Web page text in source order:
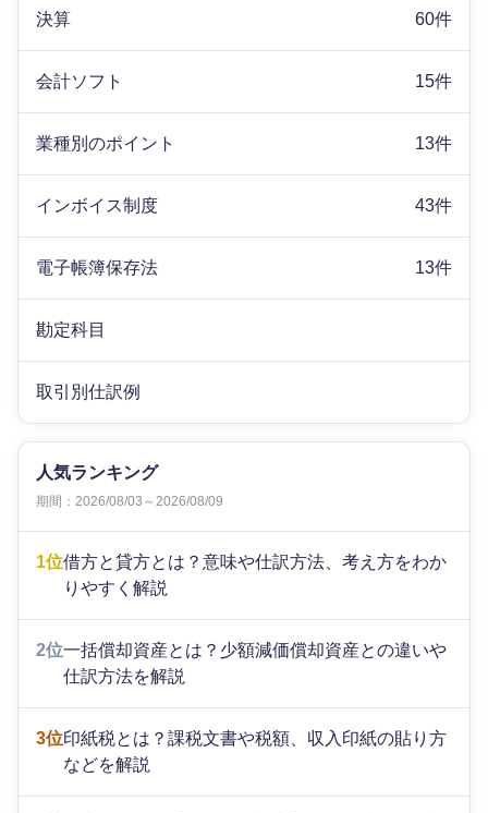
決算 60件
会計ソフト 15件
業種別のポイント 13件
インボイス制度 43件
電子帳簿保存法 13件
勘定科目
取引別仕訳例
人気ランキング
期間：2026/08/03～2026/08/09
1位借方と貸方とは？意味や仕訳方法、考え方をわか
りやすく解説
2位一括償却資産とは？少額減価償却資産との違いや
仕訳方法を解説
3位印紙税とは？課税文書や税額、収入印紙の貼り方
などを解説